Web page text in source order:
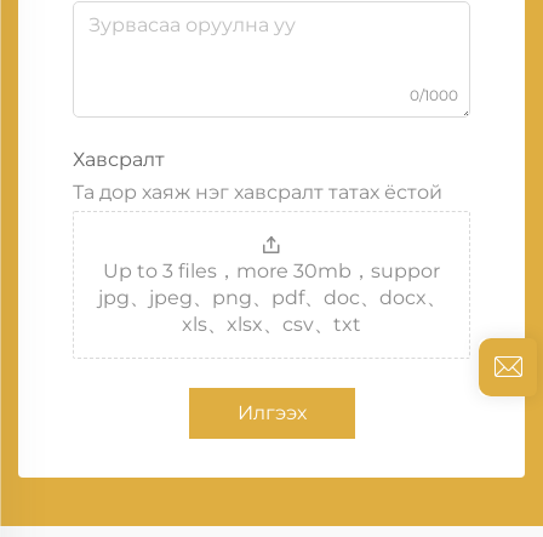
0/1000
Хавсралт
Та дор хаяж нэг хавсралт татах ёстой
Up to 3 files，more 30mb，suppor
jpg、jpeg、png、pdf、doc、docx、
xls、xlsx、csv、txt
Илгээх